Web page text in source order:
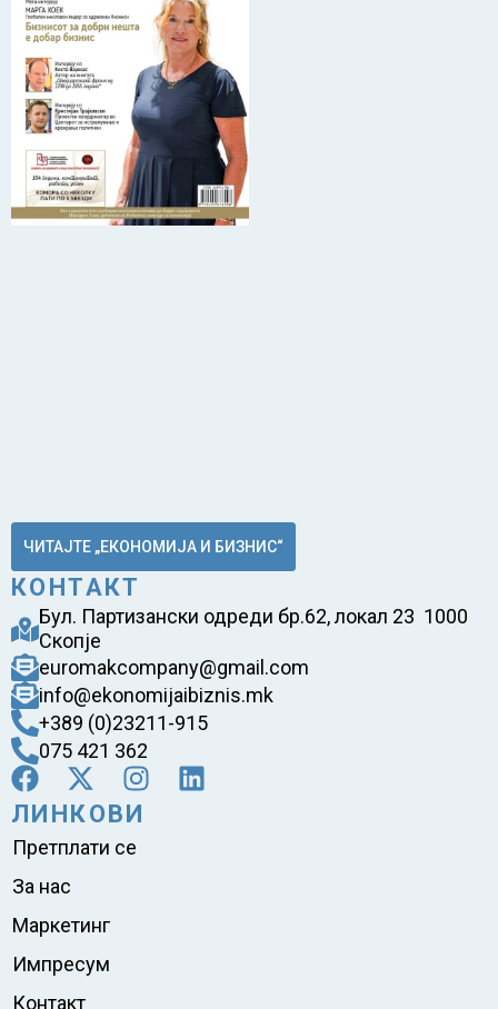
ЧИТАЈТЕ „ЕКОНОМИЈА И БИЗНИС“
КОНТАКТ
Бул. Партизански одреди бр.62, локал 23 1000
Скопје
euromakcompany@gmail.com
info@ekonomijaibiznis.mk
+389 (0)23211-915
075 421 362
ЛИНКОВИ
Претплати се
За нас
Маркетинг
Импресум
Контакт